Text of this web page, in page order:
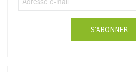
S'ABONNER